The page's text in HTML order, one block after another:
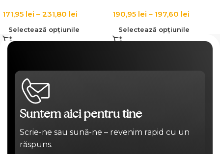
171,95 lei – 231,80 lei
Selectează opțiunile
190,95 lei – 197,60 lei
Selectează opțiunile
Suntem aici pentru tine
Scrie-ne sau sună-ne – revenim rapid cu un
răspuns.